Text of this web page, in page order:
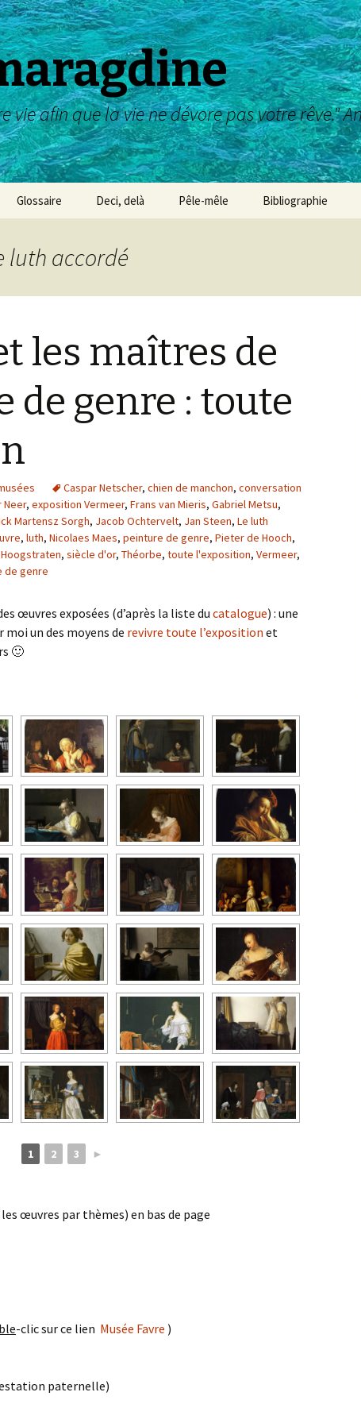
vie afin que la vie ne dévore pas votre rêve."
Glossaire Deci, delà Pêle-mêle
peinture
sculpture
d’autrefois
Bibliographie
luth accordé
les maîtres de
de genre : toute
Caspar Netscher, chien de manchon, conversation
Neer, exposition Vermeer, Frans van Mieris, Gabriel Metsu,
Martensz Sorgh, Jacob Ochtervelt, Jan Steen, Le luth
, luth, Nicolaes Maes, peinture de genre, Pieter de Hooch,
, siècle d'or, Théorbe, toute l'exposition, Vermeer,
de genre
œuvres exposées (d’après la liste du catalogue) : une
un des moyens de revivre toute l’exposition et
🙂
1 2 3 ►
œuvres par thèmes) en bas de page
-clic sur ce lien Musée Favre )
paternelle)